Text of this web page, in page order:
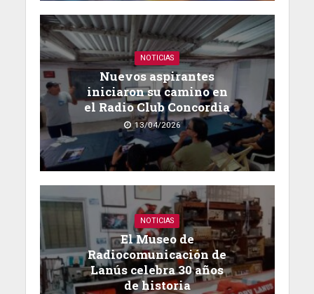
NOTICIAS
Nuevos aspirantes
iniciaron su camino en
el Radio Club Concordia
13/04/2026
NOTICIAS
El Museo de
Radiocomunicación de
Lanús celebra 30 años
de historia